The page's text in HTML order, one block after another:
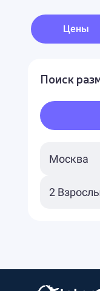
Цены
Поиск